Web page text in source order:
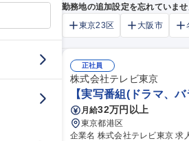
勤務地の追加設定を忘れていませ
東京23区
大阪市
正社員
株式会社テレビ東京
【実写番組(ドラマ、
月給32万円以上
東京都港区
企業名 株式会社テレビ東京 求人名 【実写番組（ドラマ、バラエティ）のアジア向けセールス】リモート有 仕事